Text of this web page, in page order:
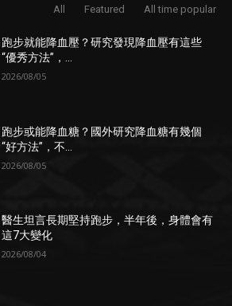
All Featured All time popular
跑步就能降血壓？研究發現降血壓有這些
“優秀方法”，...
2026/08/05
跑步或能降血糖？國外研究降血糖有幾個
“好方法”，不...
2026/08/05
醫生坦言長期堅持跑步，半年後，身體會有
這7大變化
2026/08/04